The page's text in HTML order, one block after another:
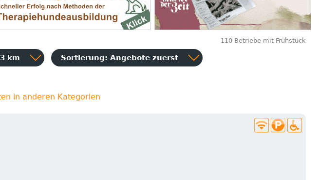
110 Betriebe mit Frühstück
km Sortierung: Angebote zuerst
in anderen Kategorien